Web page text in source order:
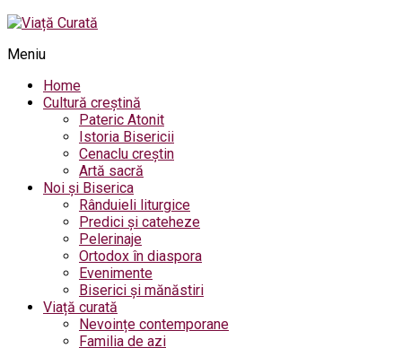
Meniu
Home
Cultură creștină
Pateric Atonit
Istoria Bisericii
Cenaclu creștin
Artă sacră
Noi și Biserica
Rânduieli liturgice
Predici și cateheze
Pelerinaje
Ortodox în diaspora
Evenimente
Biserici și mănăstiri
Viață curată
Nevoințe contemporane
Familia de azi